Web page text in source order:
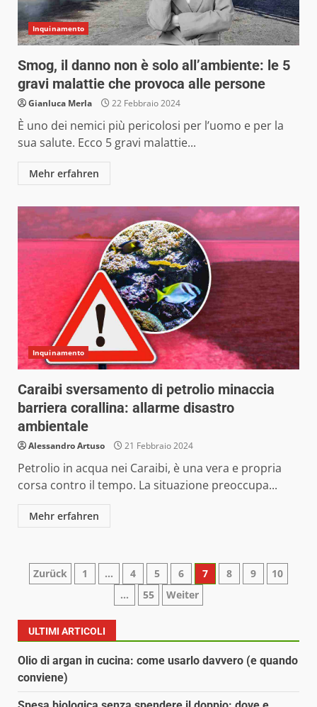
Inquinamento
Smog, il danno non è solo all’ambiente: le 5
gravi malattie che provoca alle persone
Gianluca Merla 22 Febbraio 2024
È uno dei nemici più pericolosi per l’uomo e per la
sua salute. Ecco 5 gravi malattie...
Mehr erfahren
Inquinamento
Caraibi sversamento di petrolio minaccia
barriera corallina: allarme disastro
ambientale
Alessandro Artuso 21 Febbraio 2024
Petrolio in acqua nei Caraibi, è una vera e propria
corsa contro il tempo. La situazione preoccupa...
Mehr erfahren
Paginazione
articoli
Zurück 1 … 4 5 6 7 8 9
10
…
55 Weiter
ULTIMI ARTICOLI
Olio di argan in cucina: come usarlo davvero (e quando
conviene)